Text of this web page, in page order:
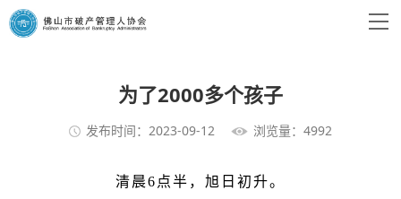
为了2000多个孩子
发布时间：2023-09-12 浏览量：4992
清晨6点半，旭日初升。